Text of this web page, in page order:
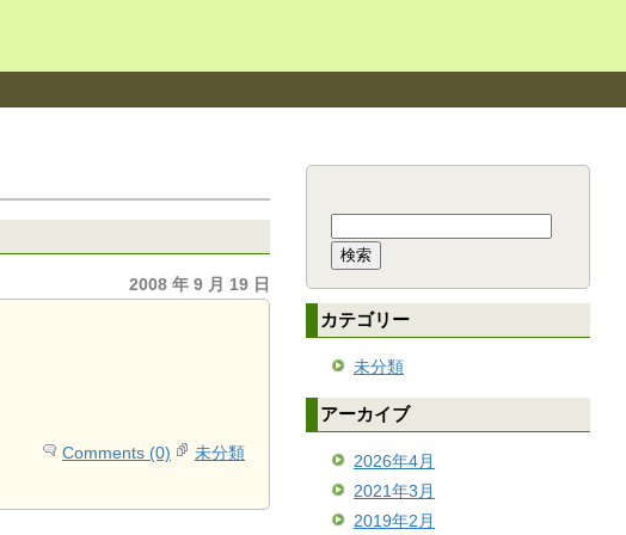
2008 年 9 月 19 日
Comments (0) 未分類
カテゴリー
未分類
アーカイブ
2026年4月
2021年3月
2019年2月